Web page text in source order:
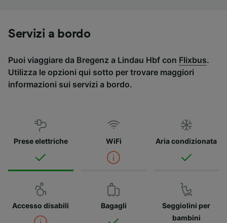
Servizi a bordo
Puoi viaggiare da Bregenz a Lindau Hbf con Flixbus.
Utilizza le opzioni qui sotto per trovare maggiori
informazioni sui servizi a bordo.
Prese elettriche WiFi Aria condizionata
Accesso disabili Bagagli
Seggiolini per
bambini